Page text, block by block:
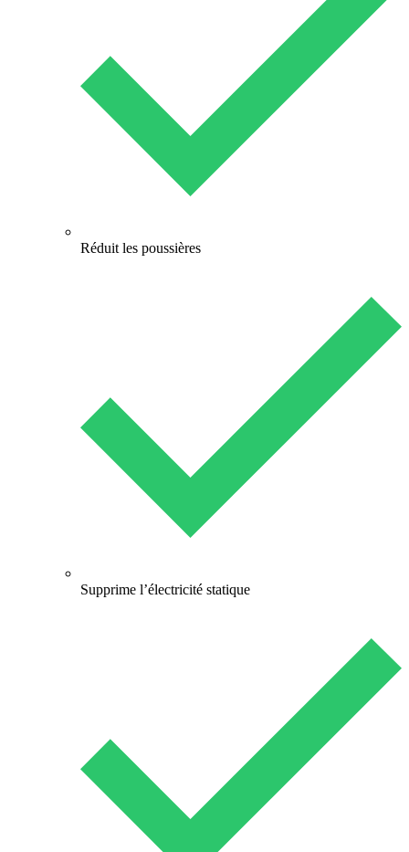
Réduit les poussières
Supprime l’électricité statique